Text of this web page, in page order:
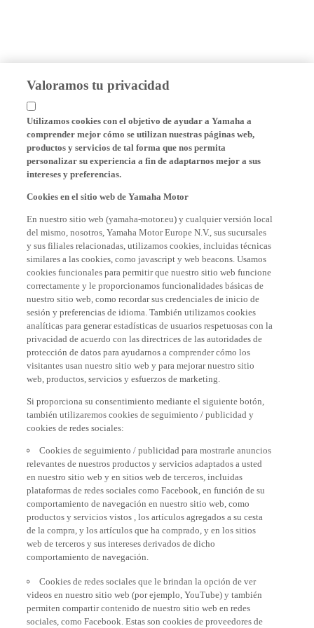
Valoramos tu privacidad
Utilizamos cookies con el objetivo de ayudar a Yamaha a
comprender mejor cómo se utilizan nuestras páginas web,
productos y servicios de tal forma que nos permita
personalizar su experiencia a fin de adaptarnos mejor a sus
intereses y preferencias.
Cookies en el sitio web de Yamaha Motor
En nuestro sitio web (yamaha-motor.eu) y cualquier versión local
del mismo, nosotros, Yamaha Motor Europe N.V., sus sucursales
y sus filiales relacionadas, utilizamos cookies, incluidas técnicas
similares a las cookies, como javascript y web beacons. Usamos
cookies funcionales para permitir que nuestro sitio web funcione
correctamente y le proporcionamos funcionalidades básicas de
nuestro sitio web, como recordar sus credenciales de inicio de
sesión y preferencias de idioma. También utilizamos cookies
analíticas para generar estadísticas de usuarios respetuosas con la
privacidad de acuerdo con las directrices de las autoridades de
protección de datos para ayudarnos a comprender cómo los
visitantes usan nuestro sitio web y para mejorar nuestro sitio
web, productos, servicios y esfuerzos de marketing.
Si proporciona su consentimiento mediante el siguiente botón,
también utilizaremos cookies de seguimiento / publicidad y
cookies de redes sociales:
Cookies de seguimiento / publicidad para mostrarle anuncios
relevantes de nuestros productos y servicios adaptados a usted
en nuestro sitio web y en sitios web de terceros, incluidas
plataformas de redes sociales como Facebook, en función de su
comportamiento de navegación en nuestro sitio web, como
productos y servicios vistos , los artículos agregados a su cesta
de la compra, y los artículos que ha comprado, y en los sitios
web de terceros y sus intereses derivados de dicho
comportamiento de navegación.
Cookies de redes sociales que le brindan la opción de ver
videos en nuestro sitio web (por ejemplo, YouTube) y también
permiten compartir contenido de nuestro sitio web en redes
sociales, como Facebook. Estas son cookies de proveedores de